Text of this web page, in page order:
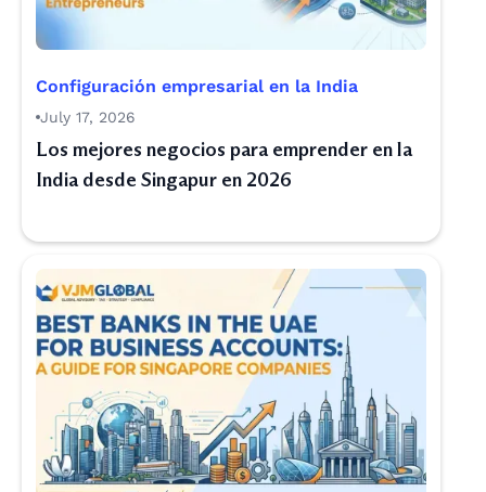
Configuración empresarial en la India
July 17, 2026
Los mejores negocios para emprender en la
India desde Singapur en 2026